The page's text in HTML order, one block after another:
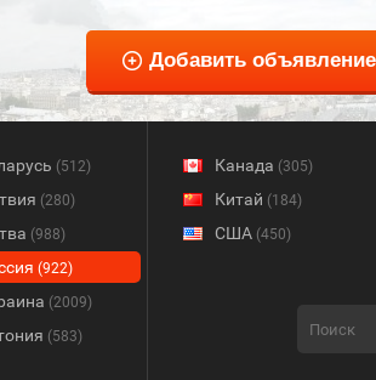
(512)
(280)
(988)
(922)
(2009)
(583)
Канада (305)
Китай (184)
США (450)